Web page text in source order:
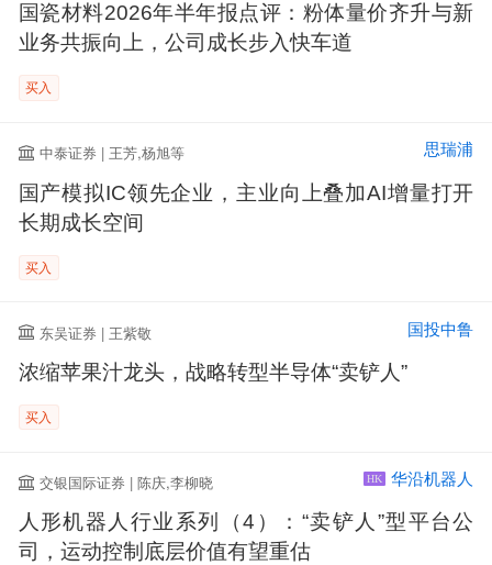
国瓷材料2026年半年报点评：粉体量价齐升与新
业务共振向上，公司成长步入快车道
买入
中泰证券 | 王芳,杨旭等 思瑞浦
国产模拟IC领先企业，主业向上叠加AI增量打开
长期成长空间
买入
东吴证券 | 王紫敬 国投中鲁
浓缩苹果汁龙头，战略转型半导体“卖铲人”
买入
交银国际证券 | 陈庆,李柳晓 HK 华沿机器人
人形机器人行业系列（4）：“卖铲人”型平台公
司，运动控制底层价值有望重估